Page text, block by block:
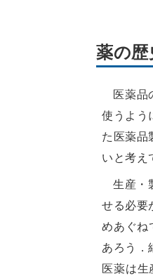
薬の歴
医薬品
使うよう
た医薬品
いと考え
生産・
せる必要
めあぐね
あろう．
医薬は